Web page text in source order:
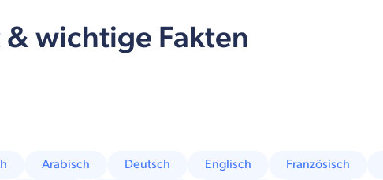
& wichtige Fakten
Arabisch Deutsch Englisch Französisch